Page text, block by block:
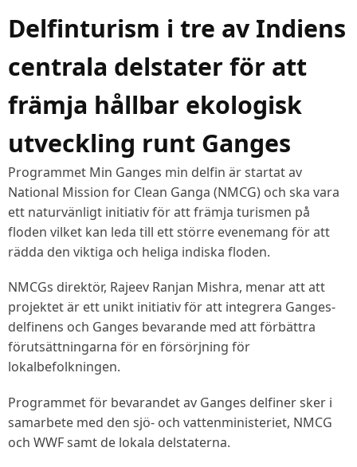
Delfinturism i tre av Indiens
centrala delstater för att
främja hållbar ekologisk
utveckling runt Ganges
Programmet Min Ganges min delfin är startat av
National Mission for Clean Ganga (NMCG) och ska vara
ett naturvänligt initiativ för att främja turismen på
floden vilket kan leda till ett större evenemang för att
rädda den viktiga och heliga indiska floden.
NMCGs direktör, Rajeev Ranjan Mishra, menar att att
projektet är ett unikt initiativ för att integrera Ganges-
delfinens och Ganges bevarande med att förbättra
förutsättningarna för en försörjning för
lokalbefolkningen.
Programmet för bevarandet av Ganges delfiner sker i
samarbete med den sjö- och vattenministeriet, NMCG
och WWF samt de lokala delstaterna.